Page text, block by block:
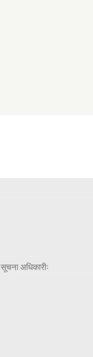
सूचना अधिकारीः